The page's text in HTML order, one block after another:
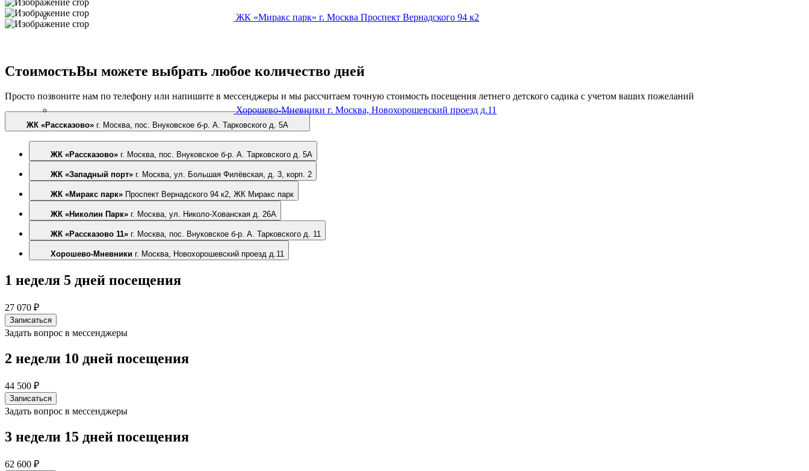
ЖК «Миракс парк» г. Москва Проспект Вернадского 94 к2
Хорошево-Мневники г. Москва, Новохорошевский проезд д.11
СтоимостьВы можете выбрать любое количество дней
Просто позвоните нам по телефону или напишите в мессенджеры и мы рассчитаем точную стоимость посещения летнего детского садика с учетом ваших пожеланий
ЖК «Рассказово» г. Москва, пос. Внуковское б-р. А. Тарковского д. 5А
ЖК «Рассказово» г. Москва, пос. Внуковское б-р. А. Тарковского д. 5А
ЖК «Западный порт» г. Москва, ул. Большая Филёвская, д. 3, корп. 2
ЖК «Миракс парк» Проспект Вернадского 94 к2, ЖК Миракс парк
ЖК «Николин Парк» г. Москва, ул. Николо-Хованская д. 26А
ЖК «Рассказово 11» г. Москва, пос. Внуковское б-р. А. Тарковского д. 11
Хорошево-Мневники г. Москва, Новохорошевский проезд д.11
1 неделя 5 дней посещения
27 070 ₽
Записаться
Задать вопрос в мессенджеры
2 недели 10 дней посещения
44 500 ₽
Записаться
Задать вопрос в мессенджеры
3 недели 15 дней посещения
62 600 ₽